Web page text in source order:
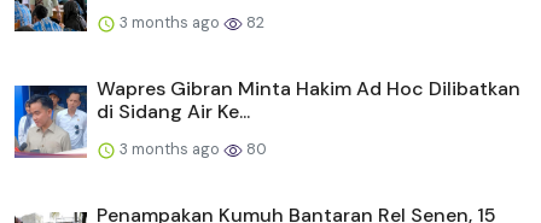
3 months ago 82
Wapres Gibran Minta Hakim Ad Hoc Dilibatkan
di Sidang Air Ke...
3 months ago 80
Penampakan Kumuh Bantaran Rel Senen, 15